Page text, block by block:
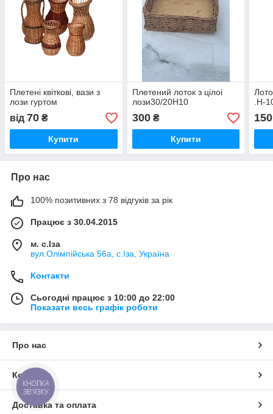
Плетені квіткові, вази з
лози гуртом
від 70 ₴
Купити
Плетений лоток з цілоі
лози30/20Н10
300₴
Купити
.Н-
150
Про нас
100% позитивних з 78 відгуків за рік
Працює з 30.04.2015
м. с.Іза
вул.Олімпійська 56а, с.Іза, Україна
Контакти
Сьогодні працює з 10:00 до 22:00
Показати весь графік роботи
Про нас
Контакти
Доставка та оплата
КНОПКА
ЗВ'ЯЗКУ